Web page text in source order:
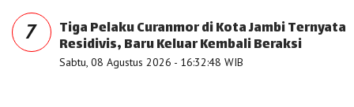
7 Tiga Pelaku Curanmor di Kota Jambi Ternyata
Residivis, Baru Keluar Kembali Beraksi
Sabtu, 08 Agustus 2026 - 16:32:48 WIB